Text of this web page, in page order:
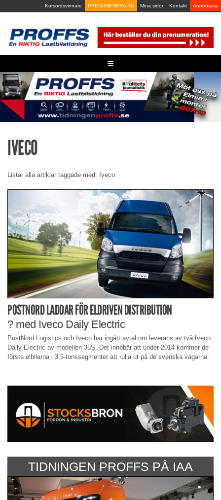
to
Korsordsvinnare PRENUMERERA NU Mina sidor Kontakt Annonsera
≡
IVECO
Listar alla artiklar taggade med: Iveco
POSTNORD LADDAR FÖR ELDRIVEN DISTRIBUTION
? med Iveco Daily Electric
PostNord Logistics och Iveco har ingått avtal om leverans av två Iveco
Daily Electric av modellen 35S. Det innebär att under 2014 kommer de
första elbilarna i 3,5-tonssegmentet att rulla ut på de svenska vägarna.
TIDNINGEN PROFFS PÅ IAA